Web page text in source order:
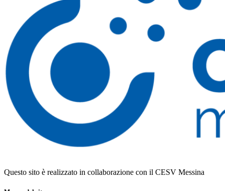
Questo sito è realizzato in collaborazione con il CESV Messina